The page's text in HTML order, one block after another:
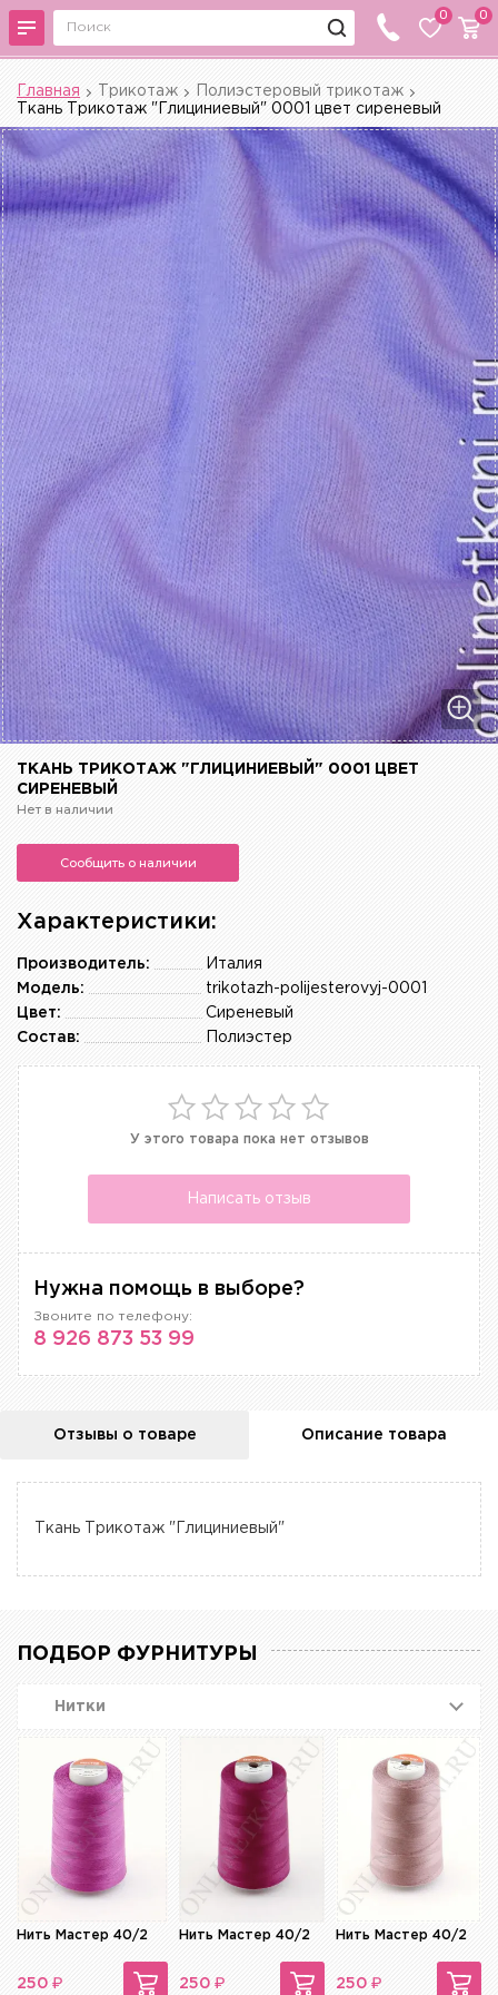
0 0
Главная Трикотаж
Полиэстеровый трикотаж
Ткань Трикотаж "Глициниевый" 0001 цвет сиреневый
ТКАНЬ ТРИКОТАЖ "ГЛИЦИНИЕВЫЙ" 0001 ЦВЕТ
СИРЕНЕВЫЙ
Нет в наличии
Сообщить о наличии
Характеристики:
Италия
Производитель:
trikotazh-polijesterovyj-0001
Модель:
Сиреневый
Цвет:
Полиэстер
Состав:
У этого товара пока нет отзывов
Написать отзыв
Нужна помощь в выборе?
Звоните по телефону:
8 926 873 53 99
Отзывы о товаре Описание товара
Ткань Трикотаж "Глициниевый"
ПОДБОР ФУРНИТУРЫ
Нитки
Нить Мастер 40/2
250 ₽
Нить Мастер 40/2
250 ₽
Нить Мастер 40/2
250 ₽